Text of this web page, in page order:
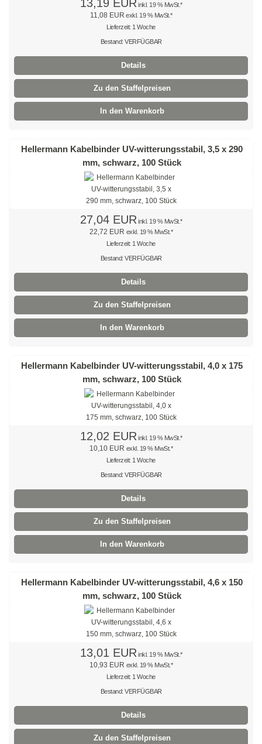
Kabelbinder aus PA 6
Kabelbinder detektierbar
Kabelbinder hitzebeständig
Kabelbinder hochhitzebeständig
Kabelbinder flammenbeständig
Kabelbinder aus PA 12
Doppelbinder mit Drehgelenk
Easy-Cut Kabelbinder
Kabelbinder mit Stopper
Kabelbinder kälteresistent
mit verlängertem Kopf
Kabelbinder mit Edge-Clip
Kabelbinder mit Befestigungsöse
Kabelbinder mit Beschriftungsfeld
Kabelbinder mit Steckfuß
Kabelbinder mit Metallzunge
Kabelbinder mit Lamellenfuß
Kabelbinder für den Fahrzeugbau
Kabelbinder mit Flachkopf
Kabelbinder mit Schnellöffner
Kabelbinder mit Haken
13,19 EUR inkl. 19 % MwSt.*
11,08 EUR exkl. 19 % MwSt.*
Lieferzeit: 1 Woche
Bestand: VERFÜGBAR
Details
Zu den Staffelpreisen
In den Warenkorb
Hellermann Kabelbinder UV-witterungsstabil, 3,5 x 290
mm, schwarz, 100 Stück
27,04 EUR inkl. 19 % MwSt.*
22,72 EUR exkl. 19 % MwSt.*
Lieferzeit: 1 Woche
Bestand: VERFÜGBAR
Details
Zu den Staffelpreisen
In den Warenkorb
Hellermann Kabelbinder UV-witterungsstabil, 4,0 x 175
mm, schwarz, 100 Stück
12,02 EUR inkl. 19 % MwSt.*
10,10 EUR exkl. 19 % MwSt.*
Lieferzeit: 1 Woche
Bestand: VERFÜGBAR
Details
Zu den Staffelpreisen
In den Warenkorb
Hellermann Kabelbinder UV-witterungsstabil, 4,6 x 150
mm, schwarz, 100 Stück
13,01 EUR inkl. 19 % MwSt.*
10,93 EUR exkl. 19 % MwSt.*
Lieferzeit: 1 Woche
Bestand: VERFÜGBAR
Details
Zu den Staffelpreisen